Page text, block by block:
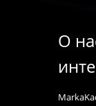
О